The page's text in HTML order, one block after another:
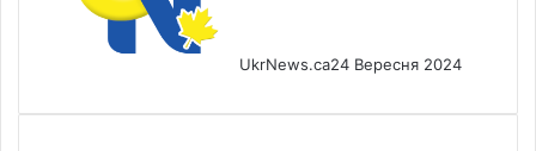
UkrNews.ca24 Вересня 2024